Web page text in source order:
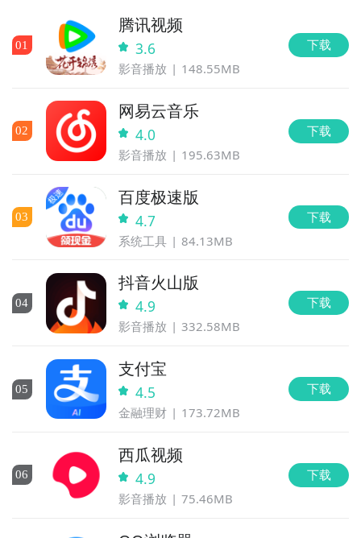
01
腾讯视频
3.6
影音播放 148.55MB
下载
02
网易云音乐
4.0
影音播放 195.63MB
下载
03
百度极速版
4.7
系统工具 84.13MB
下载
04
抖音火山版
4.9
影音播放 332.58MB
下载
05
支付宝
4.5
金融理财 173.72MB
下载
06
西瓜视频
4.9
影音播放 75.46MB
下载